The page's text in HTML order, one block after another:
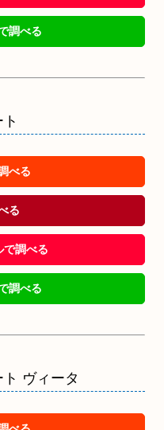
調べる
べる
る
調べる
調べる
ヴィータ